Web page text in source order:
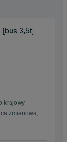
[bus 3,5t]
krajowy
zmianowa,